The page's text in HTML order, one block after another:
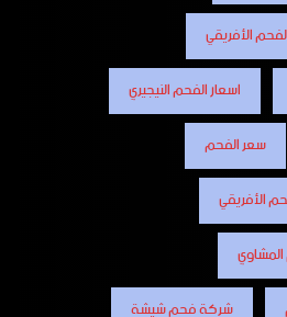
الأفريقي
اسعار الفحم النيجيري
سعر الفحم
الأفريقي
شركة فحم شيشة